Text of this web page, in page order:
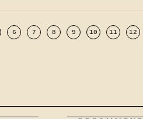
6 7 8 9 10 11 12